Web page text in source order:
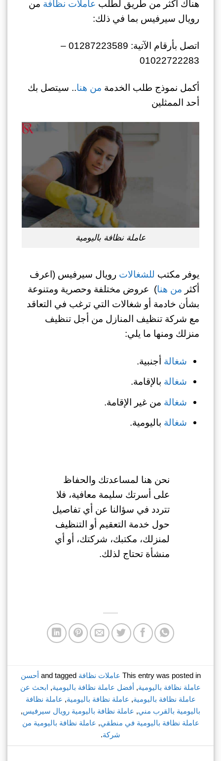
هناك أكثر من طريق لطلب عاملات نظافة من
رويال سيرفيس بما في ذلك:
اتصل بأرقام الآتية: 01287223589 –
01022722283
أكمل نموذج طلب الخدمة من هنا.. سيتصل بك
أحد الممثلين
عاملة نظافة باليومية
يوفر مكتب للشغالات رويال سيرفيس (اعرف
أكثر من هنا) عروض مختلفة وحصرية ومتنوعة
بشأن خادمة أو شغالات التي ترغب في التعاقد
مع شركة تنظيف المنازل من أجل تنظيف
منزلك ومنها ما يلي:
شغالة أجنبية.
شغالة بالإقامة.
شغالة من غير الإقامة.
شغالة باليومية.
نحن هنا لمساعدتك والحفاظ
على أسرتك سليمة معافية، فلا
تتردد في سؤالنا عن أي تفاصيل
حول خدمة التعقيم أو التنظيف
لمنزلك، مكتبك، شركتك، أو أي
منشأة تحتاج لذلك.
This entry was posted in عاملات نظافة and tagged
أحسن
عاملة نظافة باليومية, أفضل عاملة نظافة باليومية, ابحث عن
عاملة نظافة باليومية, عاملة نظافة باليومية, عاملة نظافة
باليومية بالقرب مني, عاملة نظافة باليومية رويال سيرفيس,
عاملة نظافة باليومية في منطقي, عاملة نظافة باليومية من
شركة.